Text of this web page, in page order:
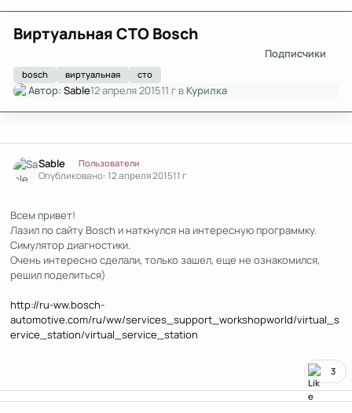
Виртуальная СТО Bosch
bosch виртуальная сто
Подписчики
Автор:Sable12 апреля 201511 г в Курилка
Sable Пользователи
Опубликовано:12 апреля 201511 г
Всем привет!
Лазил по сайту Bosch и наткнулся на интересную программку.
Симулятор диагностики.
Очень интересно сделали, только зашел, еще не ознакомился,
решил поделиться)
http://ru-ww.bosch-
automotive.com/ru/ww/services_support_workshopworld/virtual_s
ervice_station/virtual_service_station
3